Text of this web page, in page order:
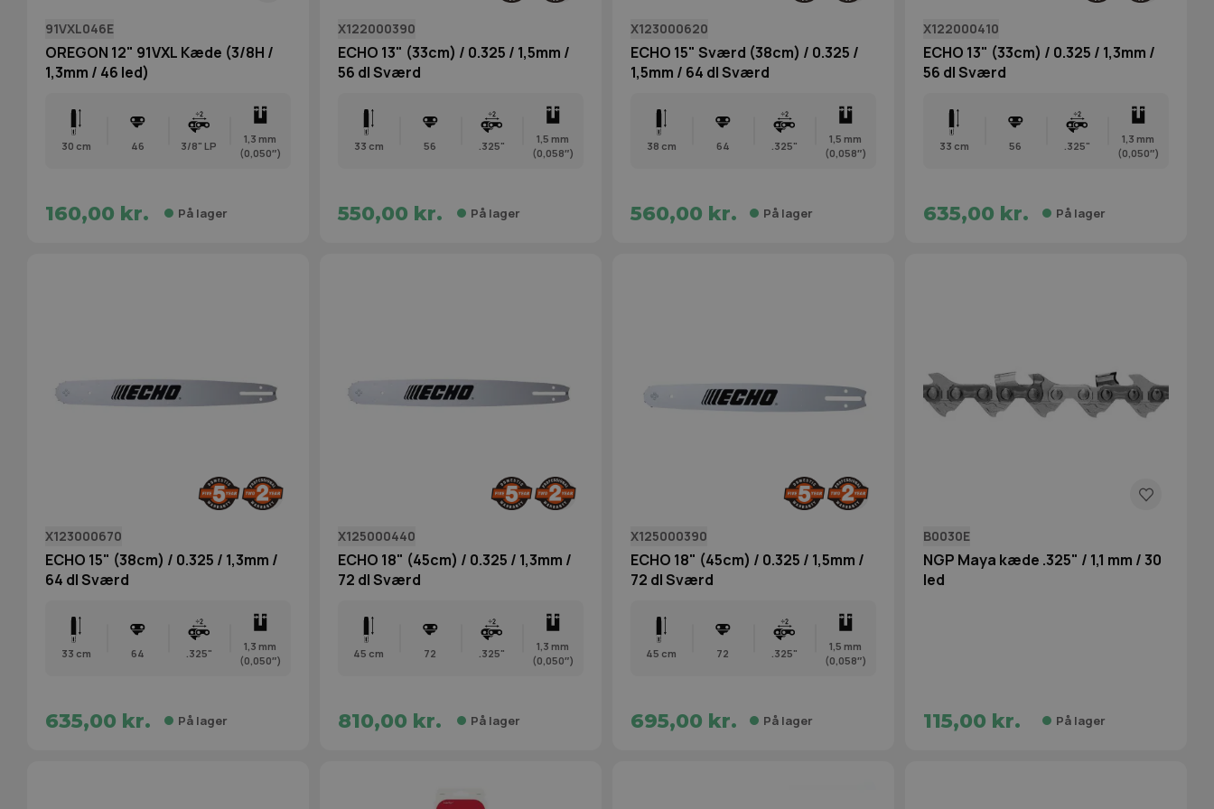
91VXL046E
OREGON 12" 91VXL Kæde (3/8H /
1,3mm / 46 led)
30 cm 46 3/8" LP
1,3 mm
(0,050″)
160,00 kr. På lager
X122000390
ECHO 13" (33cm) / 0.325 / 1,5mm /
56 dl Sværd
33 cm 56 .325"
1,5 mm
(0,058″)
550,00 kr. På lager
X123000620
ECHO 15" Sværd (38cm) / 0.325 /
1,5mm / 64 dl Sværd
38 cm 64 .325"
1,5 mm
(0,058″)
560,00 kr. På lager
X122000410
ECHO 13" (33cm) / 0.325 / 1,3mm /
56 dl Sværd
33 cm 56 .325"
1,3 mm
(0,050″)
635,00 kr. På lager
X123000670
ECHO 15" (38cm) / 0.325 / 1,3mm /
64 dl Sværd
33 cm 64 .325"
1,3 mm
(0,050″)
635,00 kr. På lager
X125000440
ECHO 18" (45cm) / 0.325 / 1,3mm /
72 dl Sværd
45 cm 72 .325"
1,3 mm
(0,050″)
810,00 kr. På lager
X125000390
ECHO 18" (45cm) / 0.325 / 1,5mm /
72 dl Sværd
45 cm 72 .325"
1,5 mm
(0,058″)
695,00 kr. På lager
B0030E
NGP Maya kæde .325" / 1,1 mm / 30
led
115,00 kr. På lager